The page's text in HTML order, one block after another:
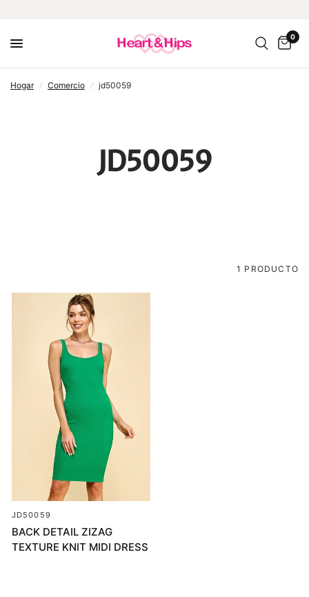
0
hogar / comercio / jd50059
JD50059
1 PRODUCTO
JD50059
BACK DETAIL ZIZAG
TEXTURE KNIT MIDI DRESS